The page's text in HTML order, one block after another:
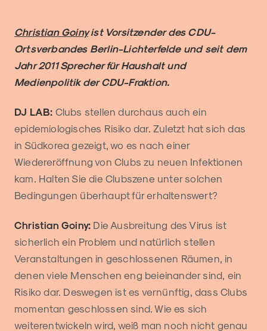
Christian Goinyist Vorsitzender des CDU-
Ortsverbandes Berlin-Lichterfelde und seit dem
Jahr 2011 Sprecher für Haushalt und
Medienpolitik der CDU-Fraktion.
DJ LAB: Clubs stellen durchaus auch ein
epidemiologisches Risiko dar. Zuletzt hat sich das
in Südkorea gezeigt, wo es nach einer
Wiedereröffnung von Clubs zu neuen Infektionen
kam. Halten Sie die Clubszene unter solchen
Bedingungen überhaupt für erhaltenswert?
Christian Goiny: Die Ausbreitung des Virus ist
sicherlich ein Problem und natürlich stellen
Veranstaltungen in geschlossenen Räumen, in
denen viele Menschen eng beieinander sind, ein
Risiko dar. Deswegen ist es vernünftig, dass Clubs
momentan geschlossen sind. Wie es sich
weiterentwickeln wird, weiß man noch nicht genau